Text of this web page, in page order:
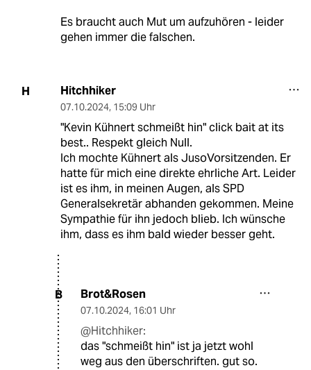
Es braucht auch Mut um aufzuhören - leider
gehen immer die falschen.
H Hitchhiker
07.10.2024, 15:09 Uhr
"Kevin Kühnert schmeißt hin" click bait at its
best.. Respekt gleich Null.
Ich mochte Kühnert als JusoVorsitzenden. Er
hatte für mich eine direkte ehrliche Art. Leider
ist es ihm, in meinen Augen, als SPD
Generalsekretär abhanden gekommen. Meine
Sympathie für ihn jedoch blieb. Ich wünsche
ihm, dass es ihm bald wieder besser geht.
B Brot&Rosen
07.10.2024, 16:01 Uhr
@Hitchhiker:
das "schmeißt hin" ist ja jetzt wohl
weg aus den überschriften. gut so.